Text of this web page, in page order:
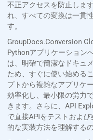
不正アクセスを防止しま
れ、すべての変換は一貫
す。
GroupDocs.Conversion
Pythonアプリケーション
は、明確で簡潔なドキュ
ため、すぐに使い始める
プトから複雑なアプリケ
効率化し、最小限の労力
きます。さらに、API
で直接APIをテストおよ
的な実装方法を理解する